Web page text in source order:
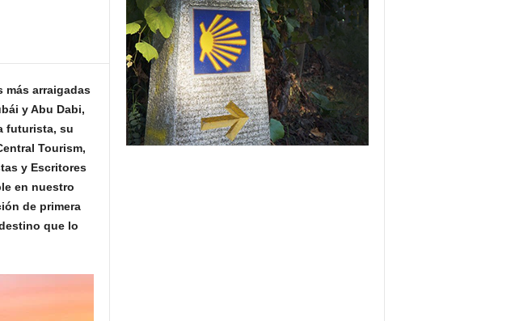
más arraigadas
y Abu Dabi,
futurista, su
Tourism,
y Escritores
en nuestro
de primera
que lo